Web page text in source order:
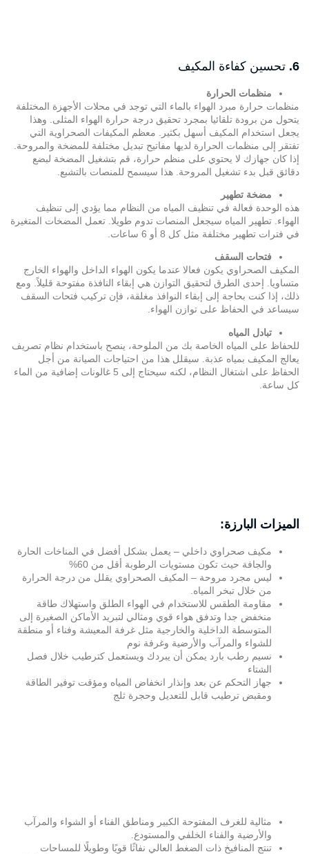
6. تحسين كفاءة المكيف
منظمات الحرارة
منظمات حرارة مبرد الهواء بالماء التي توجد في محلات الأجهزة المختلفة
يتحول من برودة تلقائيا بمجرد تحقيق درجة حرارة الهواء المثلى. وهذا
يجعل استخدام المكيف أسهل بكثير. معظم المكيفات الصحراوية التي
تفتقر إلى منظمات الحرارة لديها مفاتيح تبديل مختلفة للمضخة والمروحة.
إذا كان جهازك لا يحتوي على منظم حرارة، قم بتشغيل المضخة لبضع
دقائق قبل بدء تشغيل المروحة. هذا سيسمح للمنصات بالتشبع.
مضخة تطهير
هذه الوحدة فعالة في تنظيف المياه من النظام مما يؤدي إلى تنظيف
الهواء. تطهير المياه سيجعل المنصات تدوم طويلا. تعمل المضخات المتغيرة
في فترات تطهير مختلفة مثل كل 8 أو 6 ساعات.
فتحات السقف
المكيف الصحراوي يكون فعالا عندما يكون الهواء الداخل والهواء الخارج
متساويا. إحدى الطرق لتحقيق التوازن هي إبقاء النافذة مفتوحة قليلاً. ومع
ذلك، إذا كنت بحاجة إلى إبقاء النوافذ مغلقة، فإن تركيب فتحات السقف
سيساعد في الحفاظ على توازن الهواء.
تبادل المياه
للحفاظ على المياه الخاصة بك من الملوحة، ينصح باستخدام نظام تصريف
يعالج المكيف بمياه عذبة. سيقلل هذا من احتياجات الصيانة من أجل
الحفاظ على اشتغال النظام، لكنه سيحتاج إلى 5 غالونات إضافية من الماء
كل ساعة.
الميزات البارزة:
مكيف صحراوي داخلي – يعمل بشكل أفضل في المناخات الحارة
والجافة حيث تكون مستويات الرطوبة أقل من 60%
ليس مجرد مروحة – المكيف الصحراوي يقلل من درجة الحرارة
من خلال تبخر المياه.
مقاومة الطقس للاستخدام في الهواء الطلق واستهلاك طاقة
منخفض جدا وتدفق هواء قوي ومثالي لتبريد الأماكن الصغيرة إلى
المتوسطة الداخلية والخارجية مثل غرفة المعيشة وفناء أو منطقة
للشواء والمرآب والأرضية وغرفة نوم
نسيم رطب بارد يمكن أن يبردك ويستعمل كترطيب خلال فصل
الشتاء
جهاز التحكم عن بعد وإنذار انخفاض المياه ومؤقت توفير الطاقة
ومقبض ترطيب قابل للتعديل وحجرة ثلج
مثالية للغرف المفتوحة الكبير ومناطق الفناء أو الشواء والمرآب
والأرضية والفناء الخلفي والمستودع.
تنتج المنافيخ ذات الضغط العالي نفاثًا قويًا وطويلًا للمساحات